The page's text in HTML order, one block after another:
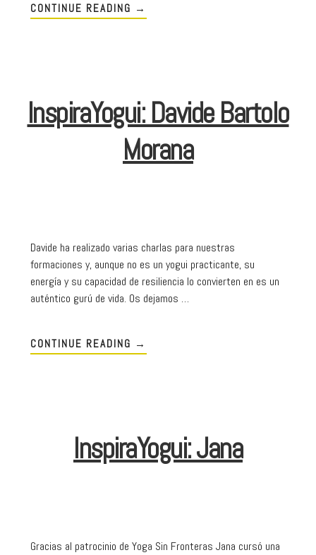
CONTINUE READING →
InspiraYogui: Davide Bartolo
Morana
Davide ha realizado varias charlas para nuestras
formaciones y, aunque no es un yogui practicante, su
energía y su capacidad de resiliencia lo convierten en es un
auténtico gurú de vida. Os dejamos …
CONTINUE READING →
InspiraYogui: Jana
Gracias al patrocinio de Yoga Sin Fronteras Jana cursó una